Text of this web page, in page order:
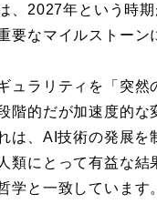
、2027年という時
要なマイルストーン
ュラリティを「突然
階的だが加速度的な
は、AI技術の発展を
類にとって有益な結
学と一致しています。